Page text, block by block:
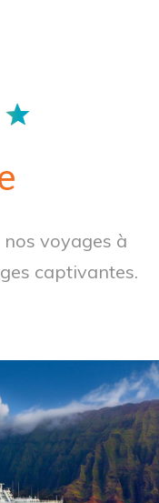
nos voyages à
captivantes.